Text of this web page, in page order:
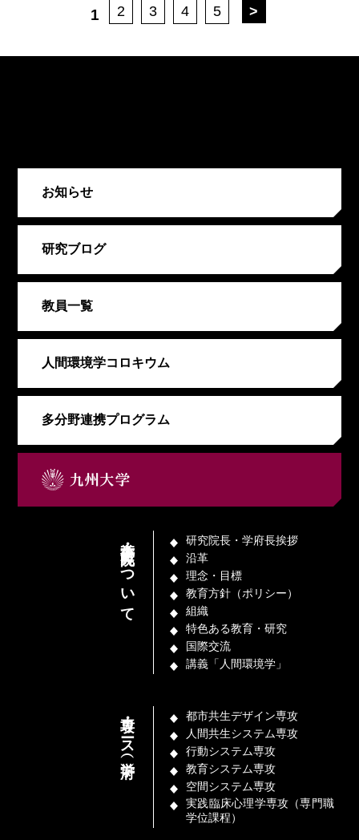
1 2 3 4 5 >
お知らせ
研究ブログ
教員一覧
人間環境学コロキウム
多分野連携プログラム
本学府・研究院について
研究院長・学府長挨拶
沿革
理念・目標
教育方針（ポリシー）
組織
特色ある教育・研究
国際交流
講義「人間環境学」
専攻・コース（学府）
都市共生デザイン専攻
人間共生システム専攻
行動システム専攻
教育システム専攻
空間システム専攻
実践臨床心理学専攻（専門職
学位課程）